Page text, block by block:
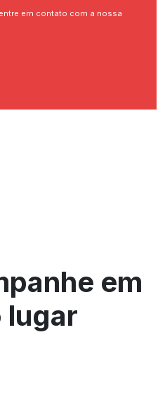
em contato com a nossa
em
lugar